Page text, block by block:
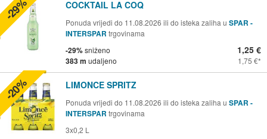
COCKTAIL LA COQ
Ponuda vrijedi do 11.08.2026 ili do isteka zaliha u SPAR -
INTERSPAR trgovinama
-29%sniženo
383 m udaljeno
1,25 €
1,75 €
-29%
LIMONCE SPRITZ
Ponuda vrijedi do 11.08.2026 ili do isteka zaliha u SPAR -
INTERSPAR trgovinama
3x0,2 L
-20%